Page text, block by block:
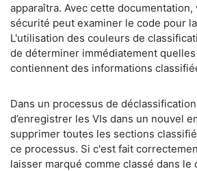
apparaîtra. Avec cette documentation,
sécurité peut examiner le code pour
L'utilisation des couleurs de
de déterminer immédiatement
contiennent des informations
​Dans un processus de
d’enregistrer les VIs dans un nouvel
supprimer toutes les sections
ce processus. Si c'est fait
laisser marqué comme classé dans le